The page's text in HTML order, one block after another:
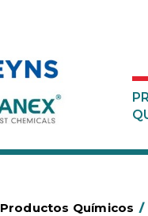
Productos Químicos /